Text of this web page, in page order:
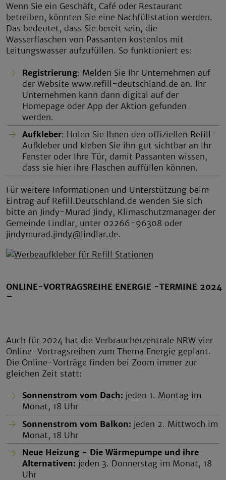
Wenn Sie ein Geschäft, Café oder Restaurant
betreiben, könnten Sie eine Nachfüllstation werden.
Das bedeutet, dass Sie bereit sein, die
Wasserflaschen von Passanten kostenlos mit
Leitungswasser aufzufüllen. So funktioniert es:
Registrierung: Melden Sie Ihr Unternehmen auf
der Website www.refill-deutschland.de an. Ihr
Unternehmen kann dann digital auf der
Homepage oder App der Aktion gefunden
werden.
Aufkleber: Holen Sie Ihnen den offiziellen Refill-
Aufkleber und kleben Sie ihn gut sichtbar an Ihr
Fenster oder Ihre Tür, damit Passanten wissen,
dass sie hier ihre Flaschen auffüllen können.
Für weitere Informationen und Unterstützung beim
Eintrag auf Refill.Deutschland.de wenden Sie sich
bitte an Jindy-Murad Jindy, Klimaschutzmanager der
Gemeinde Lindlar, unter 02266-96308 oder
jindymurad.jindy@lindlar.de.
ONLINE-VORTRAGSREIHE ENERGIE -TERMINE 2024
–
Auch für 2024 hat die Verbraucherzentrale NRW vier
Online-Vortragsreihen zum Thema Energie geplant.
Die Online-Vorträge finden bei Zoom immer zur
gleichen Zeit statt:
Sonnenstrom vom Dach: jeden 1. Montag im
Monat, 18 Uhr
Sonnenstrom vom Balkon: jeden 2. Mittwoch im
Monat, 18 Uhr
Neue Heizung - Die Wärmepumpe und ihre
Alternativen: jeden 3. Donnerstag im Monat, 18
Uhr